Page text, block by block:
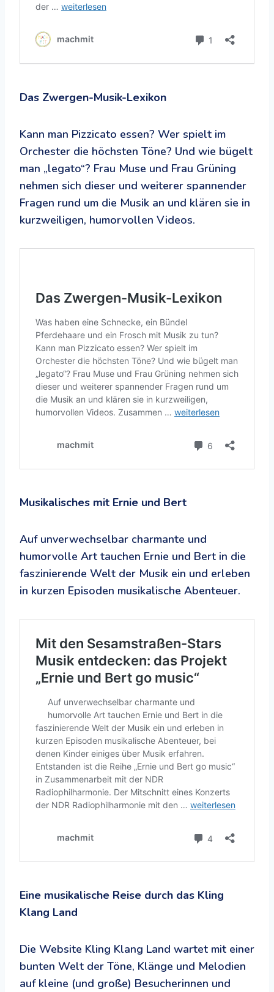
Das Zwergen-Musik-Lexikon
Kann man Pizzicato essen? Wer spielt im
Orchester die höchsten Töne? Und wie bügelt
man „legato“? Frau Muse und Frau Grüning
nehmen sich dieser und weiterer spannender
Fragen rund um die Musik an und klären sie in
kurzweiligen, humorvollen Videos.
Musikalisches mit Ernie und Bert
Auf unverwechselbar charmante und
humorvolle Art tauchen Ernie und Bert in die
faszinierende Welt der Musik ein und erleben
in kurzen Episoden musikalische Abenteuer.
Eine musikalische Reise durch das Kling
Klang Land
Die Website Kling Klang Land wartet mit einer
bunten Welt der Töne, Klänge und Melodien
auf kleine (und große) Besucherinnen und